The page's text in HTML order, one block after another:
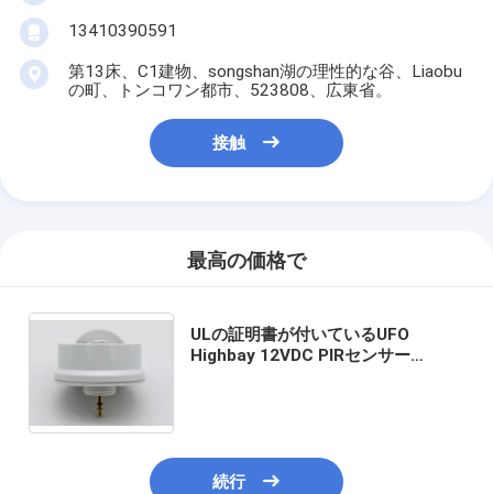
13410390591
第13床、C1建物、songshan湖の理性的な谷、Liaobu
の町、トンコワン都市、523808、広東省。
接触
最高の価格で
ULの証明書が付いているUFO
Highbay 12VDC PIRセンサー
続行